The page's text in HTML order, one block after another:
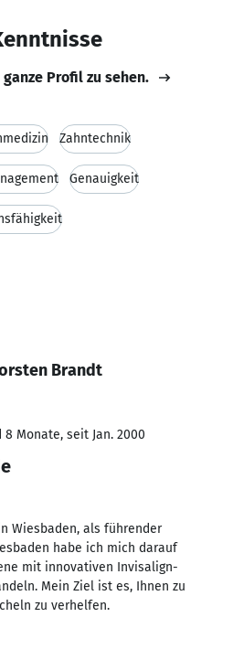
Profil zu sehen.
Zahntechnik
Genauigkeit
Brandt
8 Monate, seit Jan. 2000
Wiesbaden, als führender
habe ich mich darauf
mit innovativen Invisalign-
Mein Ziel ist es, Ihnen zu
zu verhelfen.